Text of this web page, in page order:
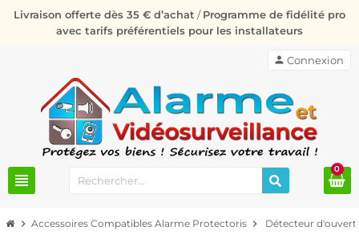
Livraison offerte dès 35 € d’achat /Programme de fidélité pro
avec tarifs préférentiels pour les installateurs
view_headline
person Connexion
0
chevron_right Accessoires Compatibles Alarme Protectoris chevron_right Détecteur